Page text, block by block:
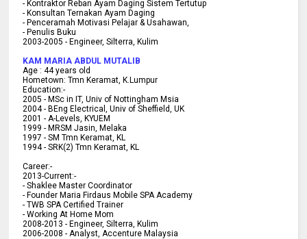
- Kontraktor Reban Ayam Daging Sistem Tertutup
- Konsultan Ternakan Ayam Daging
- Penceramah Motivasi Pelajar & Usahawan,
- Penulis Buku
2003-2005 -Engineer, Silterra, Kulim
KAM MARIA ABDUL MUTALIB
Age : 44 years old
Hometown: Tmn Keramat, K.Lumpur
Education:-
2005 - MSc in IT, Univ of Nottingham Msia
2004 -BEng Electrical, Univ of Sheffield, UK
2001 - A-Levels, KYUEM
1999 -MRSM Jasin, Melaka
1997 -SM Tmn Keramat, KL
1994 -SRK(2) Tmn Keramat, KL
Career:-
2013-Current:-
- Shaklee Master Coordinator
- Founder Maria Firdaus Mobile SPA Academy
- TWB SPA Certified Trainer
- Working At Home Mom
2008-2013 - Engineer, Silterra, Kulim
2006-2008 - Analyst, Accenture Malaysia